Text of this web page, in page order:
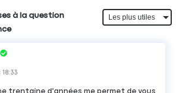
à la question
18:33